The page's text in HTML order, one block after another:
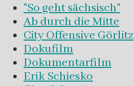
"So geht sächsisch"
Ab durch die Mitte
City Offensive Görlitz
Dokufilm
Dokumentarfilm
Erik Schiesko